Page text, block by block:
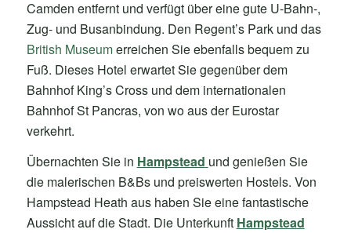
Camden entfernt und verfügt über eine gute U-Bahn-,
Zug- und Busanbindung. Den Regent’s Park und das
British Museumerreichen Sie ebenfalls bequem zu
Fuß. Dieses Hotel erwartet Sie gegenüber dem
Bahnhof King’s Cross und dem internationalen
Bahnhof St Pancras, von wo aus der Eurostar
verkehrt.
Übernachten Sie in Hampstead und genießen Sie
die malerischen B&Bs und preiswerten Hostels. Von
Hampstead Heath aus haben Sie eine fantastische
Aussicht auf die Stadt. Die Unterkunft Hampstead